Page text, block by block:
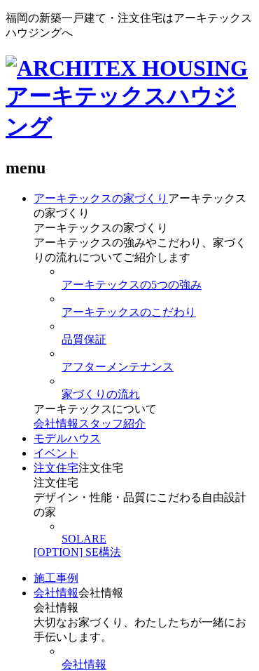
福岡の新築一戸建て・注文住宅はアーキテックス
ハウジングへ
menu
アーキテックスの家づくり アーキテックス
の家づくり
アーキテックスの家づくり
アーキテックスの強みやこだわり、家づく
りの流れについてご紹介します
アーキテックスの5つの強み
アーキテックスのこだわり
品質保証
アフターメンテナンス
家づくりの流れ
アーキテックスについて
会社情報 スタッフ紹介
モデルハウス
イベント
注文住宅注文住宅
注文住宅
デザイン・性能・品質にこだわる自由設計
の家
SOLARE
[OPTION] SE構法
施工事例
会社情報会社情報
会社情報
大切なお家づくり、わたしたちが一緒にお
手伝いします。
会社情報